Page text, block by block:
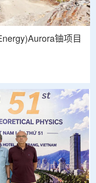
铀项目